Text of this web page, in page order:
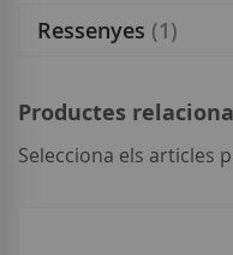
Ressenyes 1
Productes
Selecciona els articles